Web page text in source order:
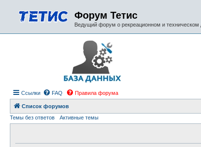
Форум Тетис
Ведущий форум о рекреационном и техническом
Ссылки FAQ Правила форума
Список форумов
Темы без ответов
Активные темы